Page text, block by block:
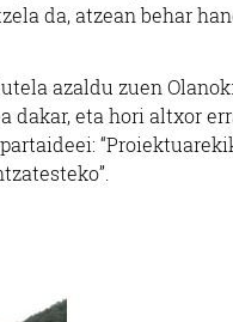
da, atzean behar
azaldu zuen Olanok:
dakar, eta hori altxor